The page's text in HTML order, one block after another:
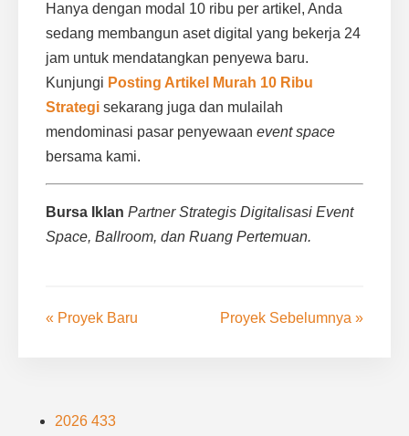
Hanya dengan modal 10 ribu per artikel, Anda
sedang membangun aset digital yang bekerja 24
jam untuk mendatangkan penyewa baru.
Kunjungi Posting Artikel Murah 10 Ribu
Strategi sekarang juga dan mulailah
mendominasi pasar penyewaan event space
bersama kami.
Bursa Iklan Partner Strategis Digitalisasi Event
Space, Ballroom, dan Ruang Pertemuan.
« Proyek Baru Proyek Sebelumnya »
2026 433